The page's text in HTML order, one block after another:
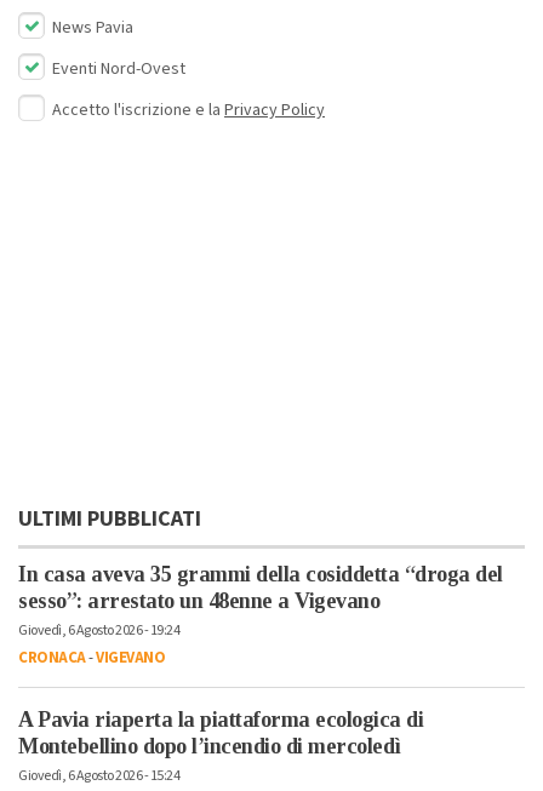
News Pavia
Eventi Nord-Ovest
Accetto l'iscrizione e la Privacy Policy
ULTIMI PUBBLICATI
In casa aveva 35 grammi della cosiddetta “droga del
sesso”: arrestato un 48enne a Vigevano
Giovedì, 6 Agosto 2026 - 19:24
CRONACA-VIGEVANO
A Pavia riaperta la piattaforma ecologica di
Montebellino dopo l’incendio di mercoledì
Giovedì, 6 Agosto 2026 - 15:24